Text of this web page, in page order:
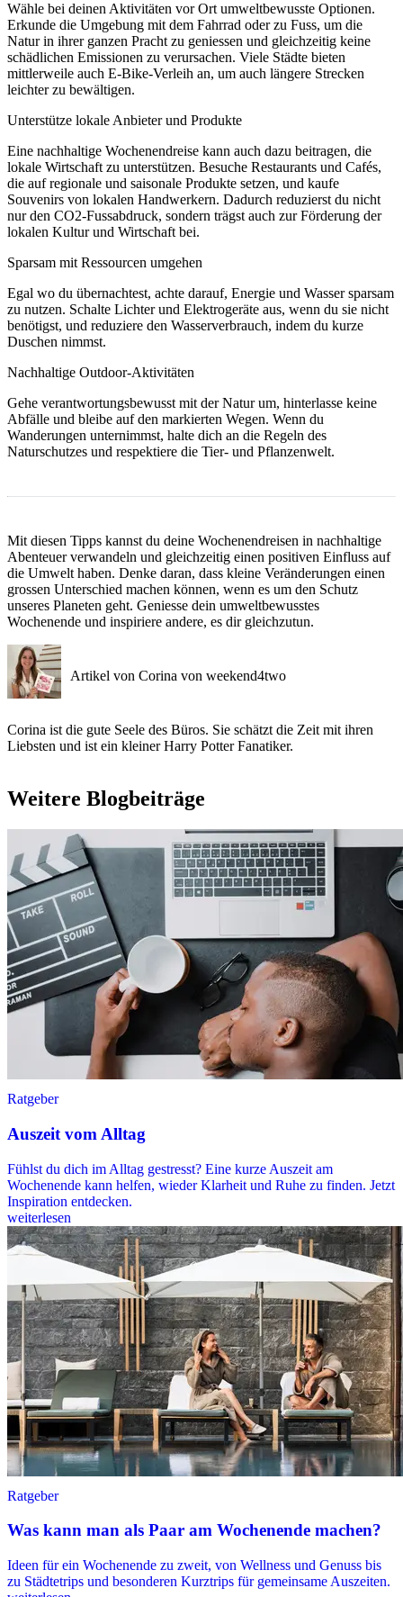
Wähle bei deinen Aktivitäten vor Ort umweltbewusste Optionen.
Erkunde die Umgebung mit dem Fahrrad oder zu Fuss, um die
Natur in ihrer ganzen Pracht zu geniessen und gleichzeitig keine
schädlichen Emissionen zu verursachen. Viele Städte bieten
mittlerweile auch E-Bike-Verleih an, um auch längere Strecken
leichter zu bewältigen.
Unterstütze lokale Anbieter und Produkte
Eine nachhaltige Wochenendreise kann auch dazu beitragen, die
lokale Wirtschaft zu unterstützen. Besuche Restaurants und Cafés,
die auf regionale und saisonale Produkte setzen, und kaufe
Souvenirs von lokalen Handwerkern. Dadurch reduzierst du nicht
nur den CO2-Fussabdruck, sondern trägst auch zur Förderung der
lokalen Kultur und Wirtschaft bei.
Sparsam mit Ressourcen umgehen
Egal wo du übernachtest, achte darauf, Energie und Wasser sparsam
zu nutzen. Schalte Lichter und Elektrogeräte aus, wenn du sie nicht
benötigst, und reduziere den Wasserverbrauch, indem du kurze
Duschen nimmst.
Nachhaltige Outdoor-Aktivitäten
Gehe verantwortungsbewusst mit der Natur um, hinterlasse keine
Abfälle und bleibe auf den markierten Wegen. Wenn du
Wanderungen unternimmst, halte dich an die Regeln des
Naturschutzes und respektiere die Tier- und Pflanzenwelt.
Mit diesen Tipps kannst du deine Wochenendreisen in nachhaltige
Abenteuer verwandeln und gleichzeitig einen positiven Einfluss auf
die Umwelt haben. Denke daran, dass kleine Veränderungen einen
grossen Unterschied machen können, wenn es um den Schutz
unseres Planeten geht. Geniesse dein umweltbewusstes
Wochenende und inspiriere andere, es dir gleichzutun.
Artikel von Corina von weekend4two
Corina ist die gute Seele des Büros. Sie schätzt die Zeit mit ihren
Liebsten und ist ein kleiner Harry Potter Fanatiker.
Weitere Blogbeiträge
Ratgeber
Auszeit vom Alltag
Fühlst du dich im Alltag gestresst? Eine kurze Auszeit am
Wochenende kann helfen, wieder Klarheit und Ruhe zu finden. Jetzt
Inspiration entdecken.
weiterlesen
Ratgeber
Was kann man als Paar am Wochenende machen?
Ideen für ein Wochenende zu zweit, von Wellness und Genuss bis
zu Städtetrips und besonderen Kurztrips für gemeinsame Auszeiten.